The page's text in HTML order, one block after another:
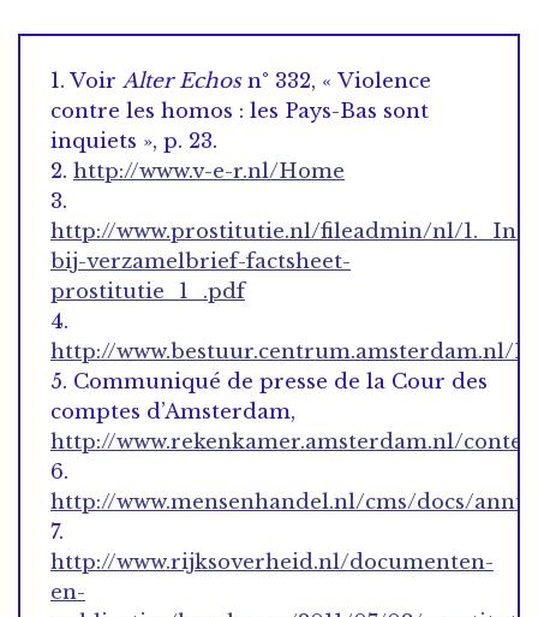
1. Voir Alter Echosn° 332, « Violence
contre les homos : les Pays-Bas sont
inquiets », p. 23.
2. http://www.v-e-r.nl/Home
3.
http://www.prostitutie.nl/fileadmin/nl/
bij-verzamelbrief-factsheet-
prostitutie_1_.pdf
4.
http://www.bestuur.centrum.amsterdam.nl/
5. Communiqué de presse de la Cour des
comptes d’Amsterdam,
http://www.rekenkamer.amsterdam.nl/
6.
http://www.mensenhandel.nl/cms/docs/
7.
http://www.rijksoverheid.nl/documenten-
en-